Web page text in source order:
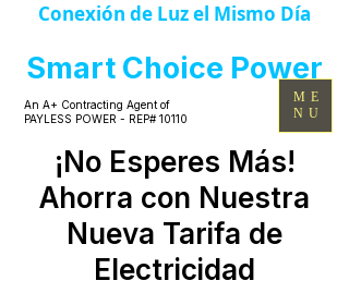
Smart Choice Power
¡No Esperes Más!
Ahorra con Nuestra
Nueva Tarifa de
Electricidad
An A+ Contracting Agent of
PAYLESS POWER - REP# 10110
Conexión de Luz el Mismo Día
ME
NU